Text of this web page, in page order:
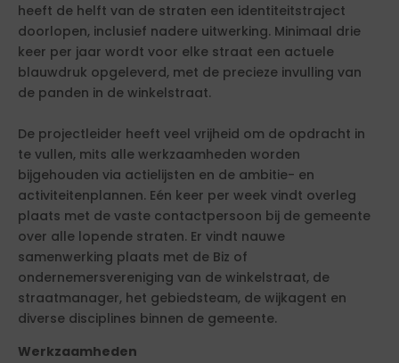
heeft de helft van de straten een identiteitstraject
doorlopen, inclusief nadere uitwerking. Minimaal drie
keer per jaar wordt voor elke straat een actuele
blauwdruk opgeleverd, met de precieze invulling van
de panden in de winkelstraat.
De projectleider heeft veel vrijheid om de opdracht in
te vullen, mits alle werkzaamheden worden
bijgehouden via actielijsten en de ambitie- en
activiteitenplannen. Eén keer per week vindt overleg
plaats met de vaste contactpersoon bij de gemeente
over alle lopende straten. Er vindt nauwe
samenwerking plaats met de Biz of
ondernemersvereniging van de winkelstraat, de
straatmanager, het gebiedsteam, de wijkagent en
diverse disciplines binnen de gemeente.
Werkzaamheden